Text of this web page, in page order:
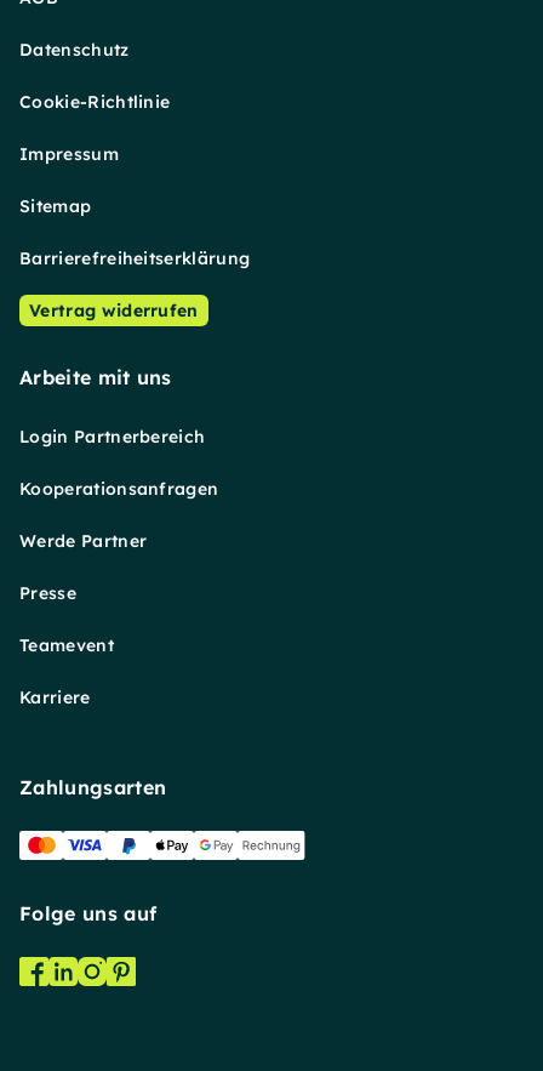
Datenschutz
Cookie-Richtlinie
Impressum
Sitemap
Barrierefreiheitserklärung
Vertrag widerrufen
Arbeite mit uns
Login Partnerbereich
Kooperationsanfragen
Werde Partner
Presse
Teamevent
Karriere
Zahlungsarten
Folge uns auf